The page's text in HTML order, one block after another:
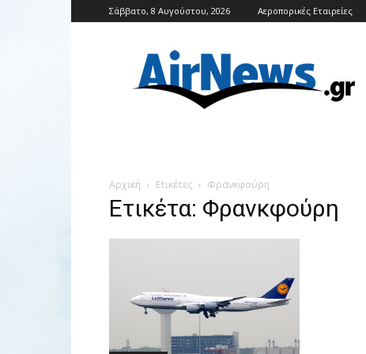
Σάββατο, 8 Αυγούστου, 2026 Αεροπορικές Εταιρείες
Αρχική Ετικέτες Φρανκφούρη
Ετικέτα: Φρανκφούρη